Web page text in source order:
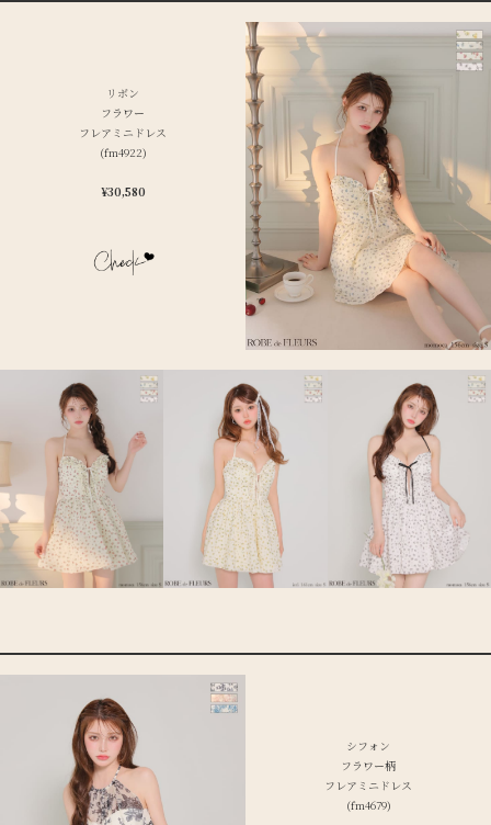
リボン
フラワー
フレアミニドレス
(fm4922)
¥30,580
シフォン
フラワー柄
フレアミニドレス
(fm4679)